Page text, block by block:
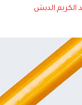
الدبش